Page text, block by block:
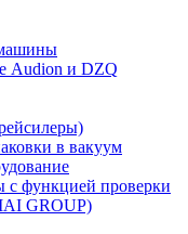
Audion и DZQ
в вакуум
функцией проверки
GROUP)